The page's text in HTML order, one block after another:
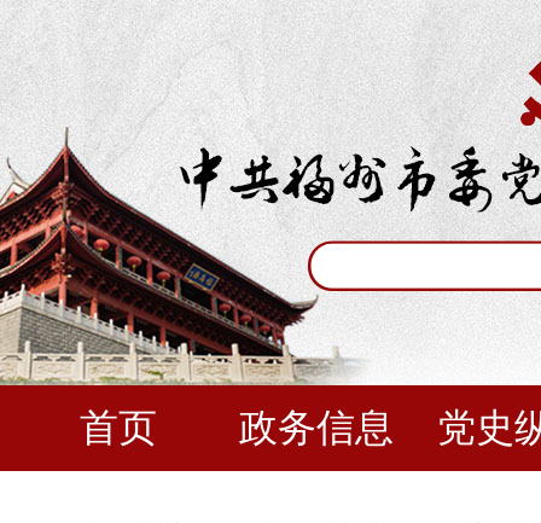
首页 政务信息 党史